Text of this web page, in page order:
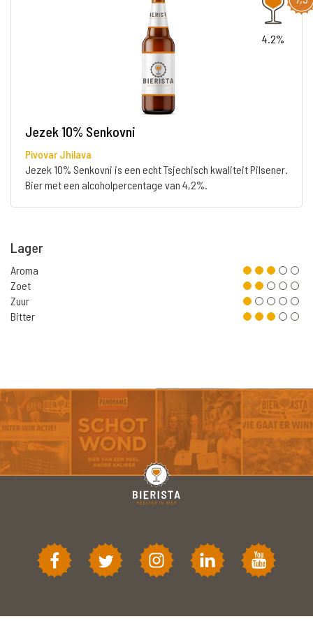
4.2%
Jezek 10% Senkovni
Pivovar Jhilava
Jezek 10% Senkovni is een echt Tsjechisch kwaliteit Pilsener.
Bier met een alcoholpercentage van 4,2%.
Lager
Aroma
Zoet
Zuur
Bitter